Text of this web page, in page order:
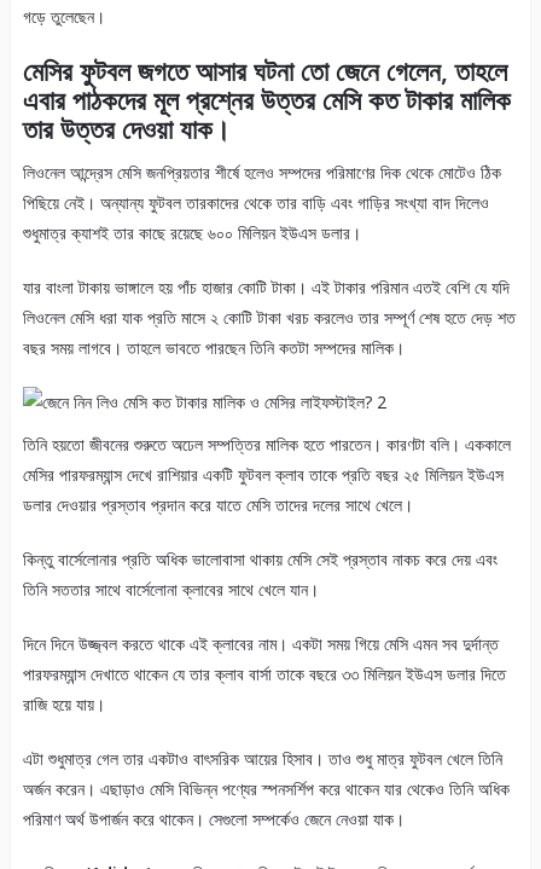
গড়ে তুলেছেন।
মেসির ফুটবল জগতে আসার ঘটনা তো জেনে গেলেন, তাহলে
এবার পাঠকদের মূল প্রশ্নের উত্তর মেসি কত টাকার মালিক
তার উত্তর দেওয়া যাক।
লিওনেল আন্দ্রেস মেসি জনপ্রিয়তার শীর্ষে হলেও সম্পদের পরিমাণের দিক থেকে মোটেও ঠিক
পিছিয়ে নেই। অন্যান্য ফুটবল তারকাদের থেকে তার বাড়ি এবং গাড়ির সংখ্যা বাদ দিলেও
শুধুমাত্র ক্যাশই তার কাছে রয়েছে ৬০০ মিলিয়ন ইউএস ডলার।
যার বাংলা টাকায় ভাঙ্গালে হয় পাঁচ হাজার কোটি টাকা। এই টাকার পরিমান এতই বেশি যে যদি
লিওনেল মেসি ধরা যাক প্রতি মাসে ২ কোটি টাকা খরচ করলেও তার সম্পূর্ণ শেষ হতে দেড় শত
বছর সময় লাগবে। তাহলে ভাবতে পারছেন তিনি কতটা সম্পদের মালিক।
তিনি হয়তো জীবনের শুরুতে অঢেল সম্পত্তির মালিক হতে পারতেন। কারণটা বলি। এককালে
মেসির পারফরম্যান্স দেখে রাশিয়ার একটি ফুটবল ক্লাব তাকে প্রতি বছর ২৫ মিলিয়ন ইউএস
ডলার দেওয়ার প্রস্তাব প্রদান করে যাতে মেসি তাদের দলের সাথে খেলে।
কিন্তু বার্সেলোনার প্রতি অধিক ভালোবাসা থাকায় মেসি সেই প্রস্তাব নাকচ করে দেয় এবং
তিনি সততার সাথে বার্সেলোনা ক্লাবের সাথে খেলে যান।
দিনে দিনে উজ্জ্বল করতে থাকে এই ক্লাবের নাম। একটা সময় গিয়ে মেসি এমন সব দুর্দান্ত
পারফরম্যান্স দেখাতে থাকেন যে তার ক্লাব বার্সা তাকে বছরে ৩৩ মিলিয়ন ইউএস ডলার দিতে
রাজি হয়ে যায়।
এটা শুধুমাত্র গেল তার একটাও বাৎসরিক আয়ের হিসাব। তাও শুধু মাত্র ফুটবল খেলে তিনি
অর্জন করেন। এছাড়াও মেসি বিভিন্ন পণ্যের স্পনসর্শিপ করে থাকেন যার থেকেও তিনি অধিক
পরিমাণ অর্থ উপার্জন করে থাকেন। সেগুলো সম্পর্কেও জেনে নেওয়া যাক।